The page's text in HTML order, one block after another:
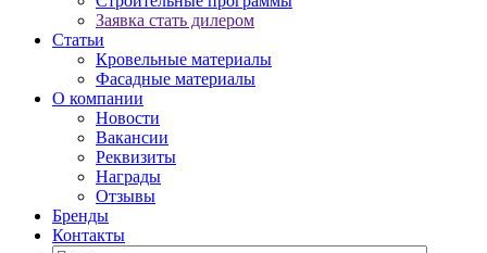
Заявка стать дилером
Статьи
Кровельные материалы
Фасадные материалы
О компании
Новости
Вакансии
Реквизиты
Награды
Отзывы
Бренды
Контакты